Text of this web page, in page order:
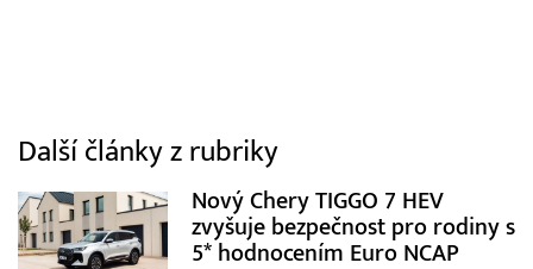
Další články z rubriky
Nový Chery TIGGO 7 HEV
zvyšuje bezpečnost pro rodiny s
5* hodnocením Euro NCAP